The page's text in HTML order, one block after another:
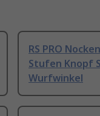
RS PRO
Stufen Knopf
Wurfwinkel